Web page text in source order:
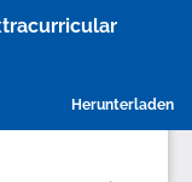
Herunterladen